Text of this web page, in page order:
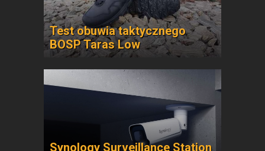
Test obuwia taktycznego
BOSP Taras Low
Synology Surveillance Station